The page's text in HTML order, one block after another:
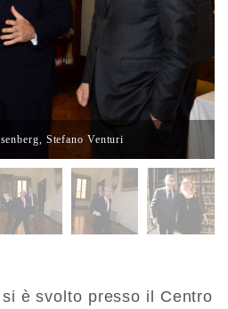
Stefano Venturi
è svolto presso il Centro